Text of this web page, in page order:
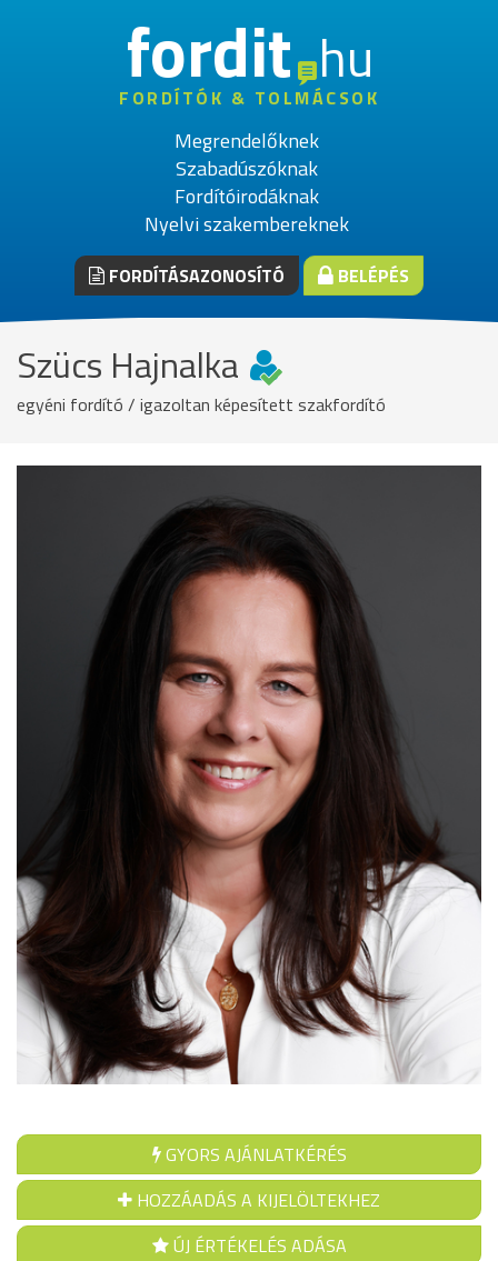
fordithu
FORDÍTÓK & TOLMÁCSOK
Megrendelőknek
Szabadúszóknak
Fordítóirodáknak
Nyelvi szakembereknek
FORDÍTÁSAZONOSÍTÓ BELÉPÉS
Szücs Hajnalka
egyéni fordító / igazoltan képesített szakfordító
GYORS AJÁNLATKÉRÉS
HOZZÁADÁS A KIJELÖLTEKHEZ
ÚJ ÉRTÉKELÉS ADÁSA